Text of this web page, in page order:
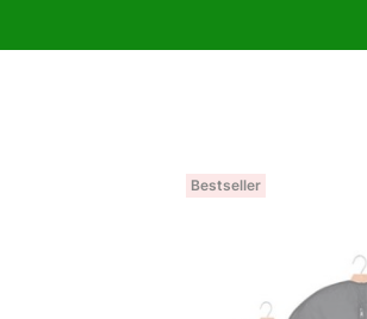
Bestseller